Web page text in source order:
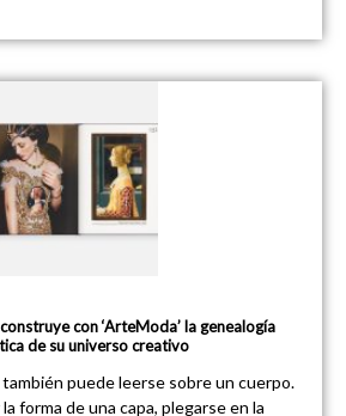
con ‘ArteModa’ la genealogía
de su universo creativo
puede leerse sobre un cuerpo.
forma de una capa, plegarse en la